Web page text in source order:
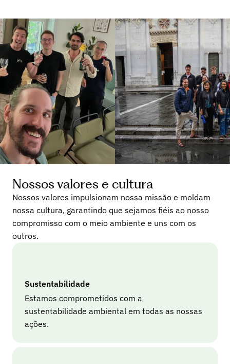
Nossos valores e cultura
Nossos valores impulsionam nossa missão e moldam
nossa cultura, garantindo que sejamos fiéis ao nosso
compromisso com o meio ambiente e uns com os
outros.
Sustentabilidade
Estamos comprometidos com a
sustentabilidade ambiental em todas as nossas
ações.